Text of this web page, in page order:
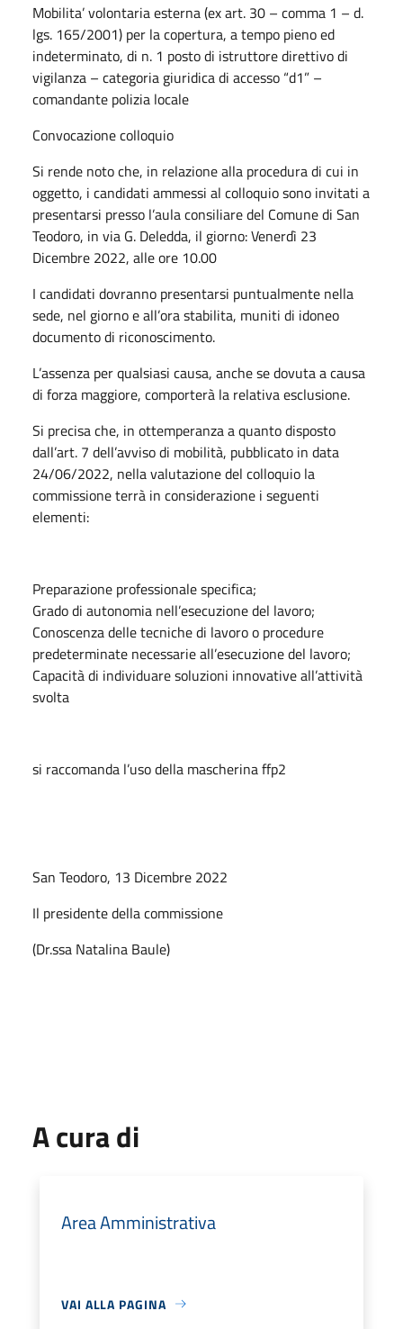
Mobilita’ volontaria esterna (ex art. 30 – comma 1 – d.
lgs. 165/2001) per la copertura, a tempo pieno ed
indeterminato, di n. 1 posto di istruttore direttivo di
vigilanza – categoria giuridica di accesso “d1” –
comandante polizia locale
Convocazione colloquio
Si rende noto che, in relazione alla procedura di cui in
oggetto, i candidati ammessi al colloquio sono invitati a
presentarsi presso l’aula consiliare del Comune di San
Teodoro, in via G. Deledda, il giorno: Venerdì 23
Dicembre 2022, alle ore 10.00
I candidati dovranno presentarsi puntualmente nella
sede, nel giorno e all’ora stabilita, muniti di idoneo
documento di riconoscimento.
L’assenza per qualsiasi causa, anche se dovuta a causa
di forza maggiore, comporterà la relativa esclusione.
Si precisa che, in ottemperanza a quanto disposto
dall’art. 7 dell’avviso di mobilità, pubblicato in data
24/06/2022, nella valutazione del colloquio la
commissione terrà in considerazione i seguenti
elementi:
Preparazione professionale specifica;
Grado di autonomia nell’esecuzione del lavoro;
Conoscenza delle tecniche di lavoro o procedure
predeterminate necessarie all’esecuzione del lavoro;
Capacità di individuare soluzioni innovative all’attività
svolta
si raccomanda l’uso della mascherina ffp2
San Teodoro, 13 Dicembre 2022
Il presidente della commissione
(Dr.ssa Natalina Baule)
A cura di
Area Amministrativa
VAI ALLA PAGINA